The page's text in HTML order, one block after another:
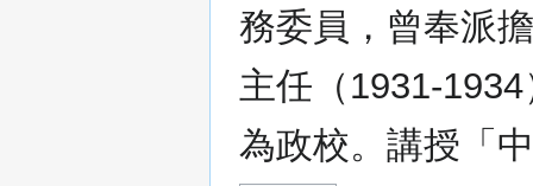
務委員，曾奉派
主任（1931-
為政校。講授「